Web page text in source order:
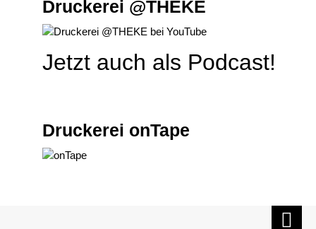
Druckerei @THEKE
Jetzt auch als Podcast!
Druckerei onTape